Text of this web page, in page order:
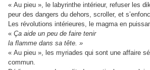
« Au pieu », le labyrinthe intérieur, refuser les
peur des dangers du dehors, scroller, et
Les révolutions intérieures, le magma en
« Ça aide un peu de faire tenir
la flamme dans sa tête. »
« Au pieu », les myriades qui sont une affaire
commun.